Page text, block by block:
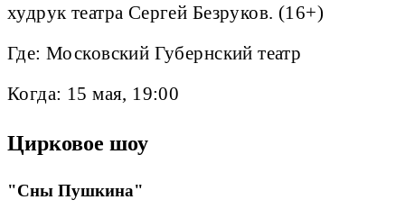
худрук театра Сергей Безруков. (16+)
Где: Московский Губернский театр
Когда: 15 мая, 19:00
Цирковое шоу
"Сны Пушкина"